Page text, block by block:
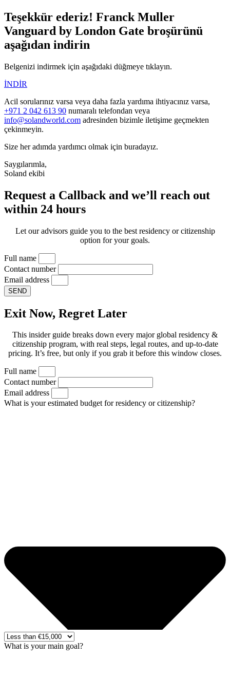
Teşekkür ederiz! Franck Muller
Vanguard by London Gate broşürünü
aşağıdan indirin
Belgenizi indirmek için aşağıdaki düğmeye tıklayın.
İNDİR
Acil sorularınız varsa veya daha fazla yardıma ihtiyacınız varsa,
+971 2 042 613 90 numaralı telefondan veya
info@solandworld.com adresinden bizimle iletişime geçmekten
çekinmeyin.
Size her adımda yardımcı olmak için buradayız.
Saygılarımla,
Soland ekibi
Request a Callback and we’ll reach out
within 24 hours
Let our advisors guide you to the best residency or citizenship
option for your goals.
Full name
Contact number
Email address
SEND
Exit Now, Regret Later
This insider guide breaks down every major global residency &
citizenship program, with real steps, legal routes, and up-to-date
pricing. It’s free, but only if you grab it before this window closes.
Full name
Contact number
Email address
What is your estimated budget for residency or citizenship?
What is your main goal?